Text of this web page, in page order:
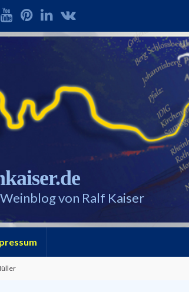
von Ralf Kaiser